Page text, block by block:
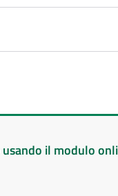
usando il modulo